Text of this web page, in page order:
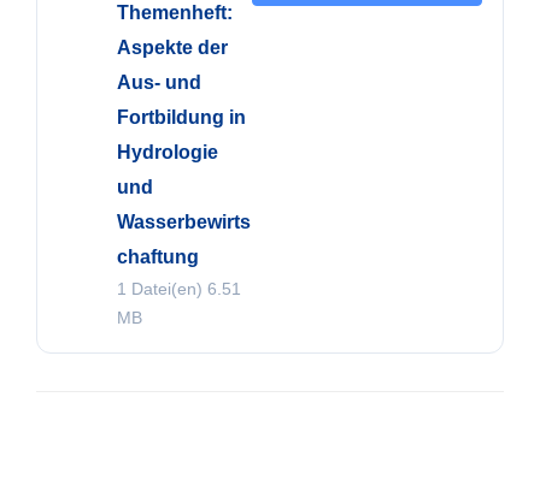
Themenheft:
Aspekte der
Aus- und
Fortbildung in
Hydrologie
und
Wasserbewirts
chaftung
1 Datei(en) 6.51
MB